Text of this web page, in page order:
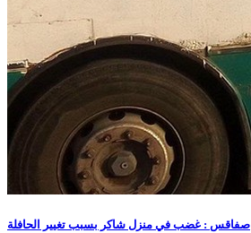
صفاقس : غضب في منزل شاكر بسبب تغيير الحافلة